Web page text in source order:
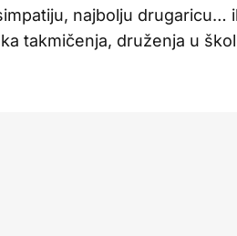
najbolju drugaricu…
takmičenja, druženja u